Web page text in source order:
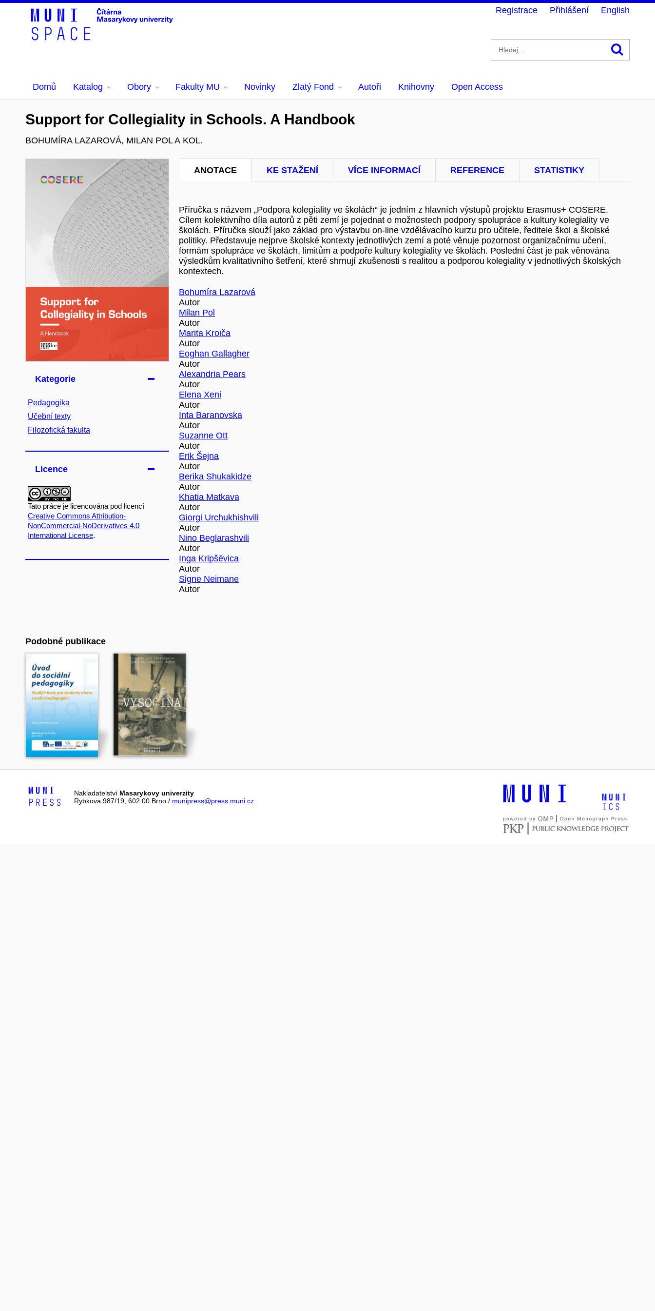
Domů Katalog Obory Fakulty MU Novinky Zlatý Fond Autoři Knihovny Open Access
Registrace Přihlášení English
Support for Collegiality in Schools. A Handbook
BOHUMÍRA LAZAROVÁ, MILAN POL A KOL.
Kategorie
Pedagogika
Učební texty
Filozofická fakulta
Licence
Tato práce je licencována pod licencí
Creative Commons Attribution-
NonCommercial-NoDerivatives 4.0
International License.
ANOTACE KE STAŽENÍ VÍCE INFORMACÍ REFERENCE STATISTIKY
Příručka s názvem „Podpora kolegiality ve školách“ je jedním z hlavních výstupů projektu Erasmus+ COSERE.
Cílem kolektivního díla autorů z pěti zemí je pojednat o možnostech podpory spolupráce a kultury kolegiality ve
školách. Příručka slouží jako základ pro výstavbu on-line vzdělávacího kurzu pro učitele, ředitele škol a školské
politiky. Představuje nejprve školské kontexty jednotlivých zemí a poté věnuje pozornost organizačnímu učení,
formám spolupráce ve školách, limitům a podpoře kultury kolegiality ve školách. Poslední část je pak věnována
výsledkům kvalitativního šetření, které shrnují zkušenosti s realitou a podporou kolegiality v jednotlivých školských
kontextech.
Bohumíra Lazarová
Autor
Milan Pol
Autor
Marita Kroiča
Autor
Eoghan Gallagher
Autor
Alexandria Pears
Autor
Elena Xeni
Autor
Inta Baranovska
Autor
Suzanne Ott
Autor
Erik Šejna
Autor
Berika Shukakidze
Autor
Khatia Matkava
Autor
Giorgi Urchukhishvili
Autor
Nino Beglarashvili
Autor
Inga Kripšēvica
Autor
Signe Neimane
Autor
Podobné publikace
Nakladatelství Masarykovy univerzity
Rybkova 987/19, 602 00 Brno / munipress@press.muni.cz